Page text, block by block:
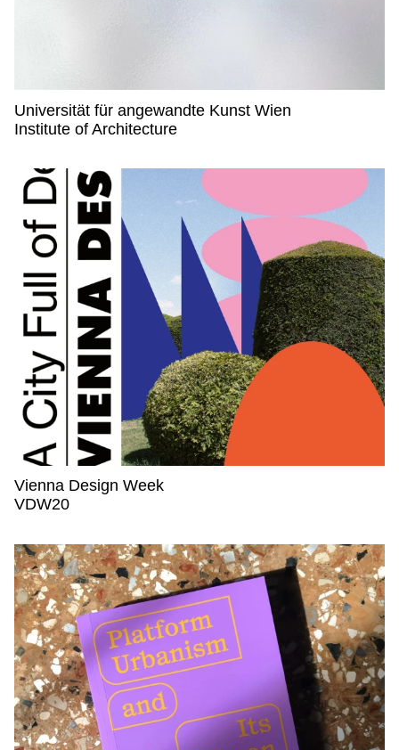
Universität für angewandte Kunst Wien
Universität für angewandte Kunst Wien,
Institute of Architecture
Vienna Design Week
Vienna Design Week,
VDW20